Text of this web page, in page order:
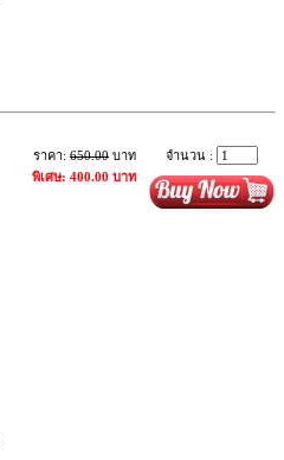
ราคา:650.00 บาท
พิเศษ: 400.00 บาท
จำนวน :